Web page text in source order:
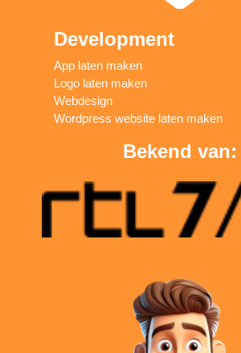
Development
App laten maken
Logo laten maken
Webdesign
Wordpress website laten maken
Bekend van: